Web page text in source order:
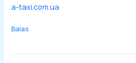
a-taxi.com.ua
Balas